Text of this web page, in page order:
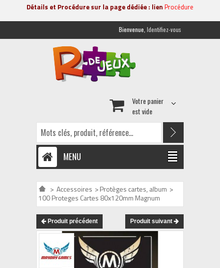
Détails et Procédure sur la page dédiée : lien Procédure
Bienvenue, Identifiez-vous
Votre panier
est vide
MENU
> Accessoires >Protèges cartes, album >
100 Proteges Cartes 80x120mm Magnum
Produit précédent Produit suivant